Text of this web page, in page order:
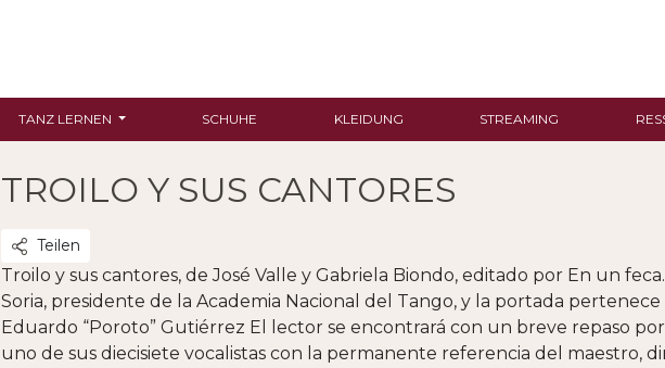
TANZ LERNEN SCHUHE KLEIDUNG STREAMING
TROILO Y SUS CANTORES
Teilen
Troilo y sus cantores, de José Valle y Gabriela Biondo, editado por En un
Soria, presidente de la Academia Nacional del Tango, y la portada
Eduardo “Poroto” Gutiérrez El lector se encontrará con un breve repaso
uno de sus diecisiete vocalistas con la permanente referencia del maestro,